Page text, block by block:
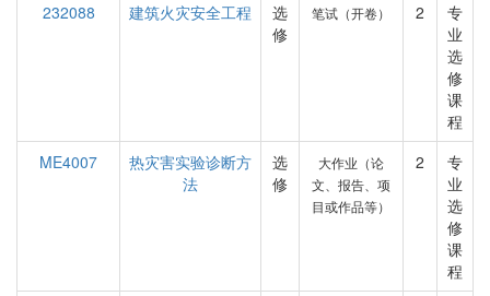
232088
建筑火灾安全工程
选
修
笔试（开卷） 2
专
业
选
修
课
程
ME4007
热灾害实验诊断方
法
选
修
大作业（论
文、报告、项
目或作品等）
2
专
业
选
修
课
程